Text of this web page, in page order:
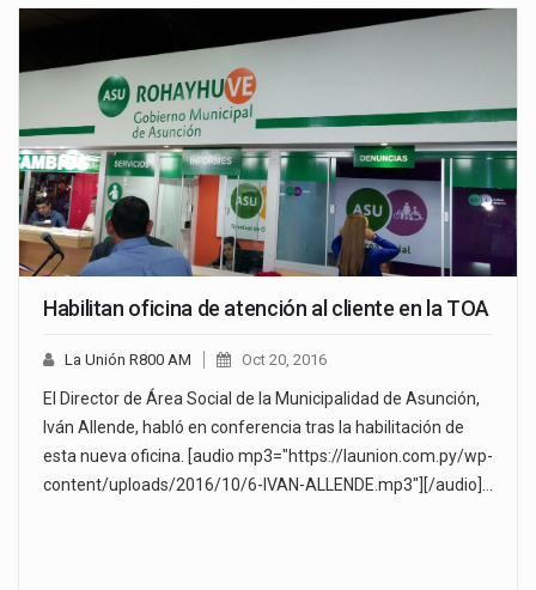
Habilitan oficina de atención al cliente en la TOA
La Unión R800 AM Oct 20, 2016
El Director de Área Social de la Municipalidad de Asunción,
Iván Allende, habló en conferencia tras la habilitación de
esta nueva oficina. [audio mp3="https://launion.com.py/wp-
content/uploads/2016/10/6-IVAN-ALLENDE.mp3"][/audio]…